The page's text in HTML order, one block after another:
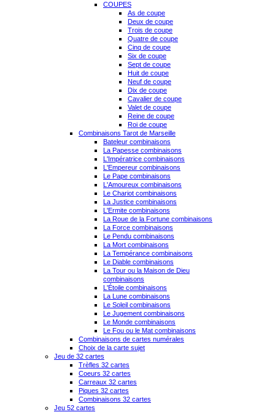
COUPES
As de coupe
Deux de coupe
Trois de coupe
Quatre de coupe
Cinq de coupe
Six de coupe
Sept de coupe
Huit de coupe
Neuf de coupe
Dix de coupe
Cavalier de coupe
Valet de coupe
Reine de coupe
Roi de coupe
Combinaisons Tarot de Marseille
Bateleur combinaisons
La Papesse combinaisons
L'Impératrice combinaisons
L'Empereur combinaisons
Le Pape combinaisons
L'Amoureux combinaisons
Le Chariot combinaisons
La Justice combinaisons
L'Ermite combinaisons
La Roue de la Fortune combinaisons
La Force combinaisons
Le Pendu combinaisons
La Mort combinaisons
La Tempérance combinaisons
Le Diable combinaisons
La Tour ou la Maison de Dieu
combinaisons
L'Étoile combinaisons
La Lune combinaisons
Le Soleil combinaisons
Le Jugement combinaisons
Le Monde combinaisons
Le Fou ou le Mat combinaisons
Combinaisons de cartes numérales
Choix de la carte sujet
Jeu de 32 cartes
Trèfles 32 cartes
Coeurs 32 cartes
Carreaux 32 cartes
Piques 32 cartes
Combinaisons 32 cartes
Jeu 52 cartes